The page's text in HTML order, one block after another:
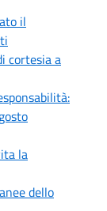
il
cortesia a
la
dello